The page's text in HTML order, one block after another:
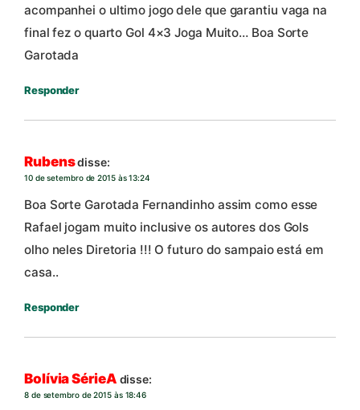
acompanhei o ultimo jogo dele que garantiu vaga na
final fez o quarto Gol 4×3 Joga Muito… Boa Sorte
Garotada
Responder
Rubensdisse:
10 de setembro de 2015 às 13:24
Boa Sorte Garotada Fernandinho assim como esse
Rafael jogam muito inclusive os autores dos Gols
olho neles Diretoria !!! O futuro do sampaio está em
casa..
Responder
Bolívia SérieA disse:
8 de setembro de 2015 às 18:46